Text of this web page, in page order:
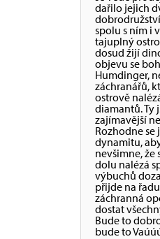
dařilo jejich
spolu s ním i
tajuplný
dosud žijí
objevu se
Humdinger,
záchranářů,
ostrově
diamantů. Ty
zajímavější
Rozhodne se
dynamitu,
nevšimne,
dolu nalézá
výbuchů
přijde na
záchranná
dostat
Bude to
bude to